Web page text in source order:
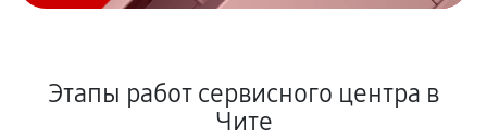
Этапы работ сервисного центра в
Чите